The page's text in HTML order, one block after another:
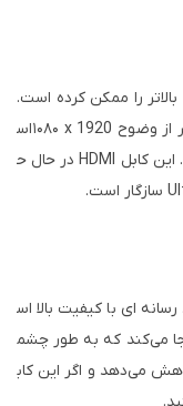
بالاتر را ممکن کرده است.
x ۱۰۸۰اس
HDMI در حال ح
سازگار است.
ای با کیفیت بالا اس
می‌کند که به طور چشم
می‌دهد و اگر این کاب